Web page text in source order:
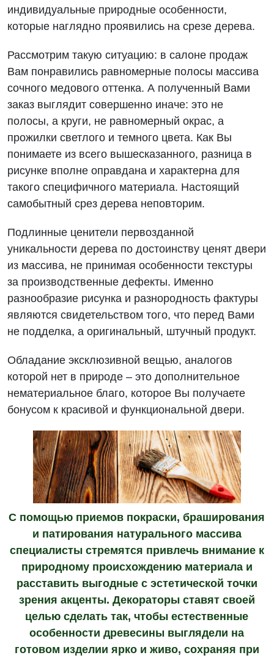
индивидуальные природные особенности,
которые наглядно проявились на срезе дерева.
Рассмотрим такую ситуацию: в салоне продаж
Вам понравились равномерные полосы массива
сочного медового оттенка. А полученный Вами
заказ выглядит совершенно иначе: это не
полосы, а круги, не равномерный окрас, а
прожилки светлого и темного цвета. Как Вы
понимаете из всего вышесказанного, разница в
рисунке вполне оправдана и характерна для
такого специфичного материала. Настоящий
самобытный срез дерева неповторим.
Подлинные ценители первозданной
уникальности дерева по достоинству ценят двери
из массива, не принимая особенности текстуры
за производственные дефекты. Именно
разнообразие рисунка и разнородность фактуры
являются свидетельством того, что перед Вами
не подделка, а оригинальный, штучный продукт.
Обладание эксклюзивной вещью, аналогов
которой нет в природе – это дополнительное
нематериальное благо, которое Вы получаете
бонусом к красивой и функциональной двери.
С помощью приемов покраски, браширования
и патирования натурального массива
специалисты стремятся привлечь внимание к
природному происхождению материала и
расставить выгодные с эстетической точки
зрения акценты. Декораторы ставят своей
целью сделать так, чтобы естественные
особенности древесины выглядели на
готовом изделии ярко и живо, сохраняя при